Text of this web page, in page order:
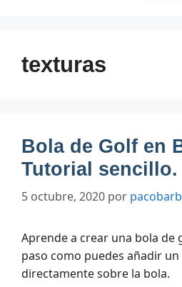
texturas
Bola de Golf en
Tutorial sencillo.
5 octubre, 2020 por
Aprende a crear una bola de
paso como puedes añadir
directamente sobre la bola.